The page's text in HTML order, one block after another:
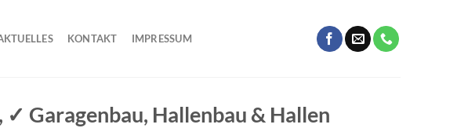
KONTAKT IMPRESSUM
Garagenbau, Hallenbau & Hallen